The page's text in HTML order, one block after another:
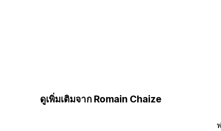
ดูเพิ่มเติมจาก Romain Chaize